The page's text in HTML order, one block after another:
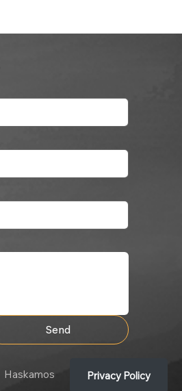
Send
Haskamos Privacy Policy